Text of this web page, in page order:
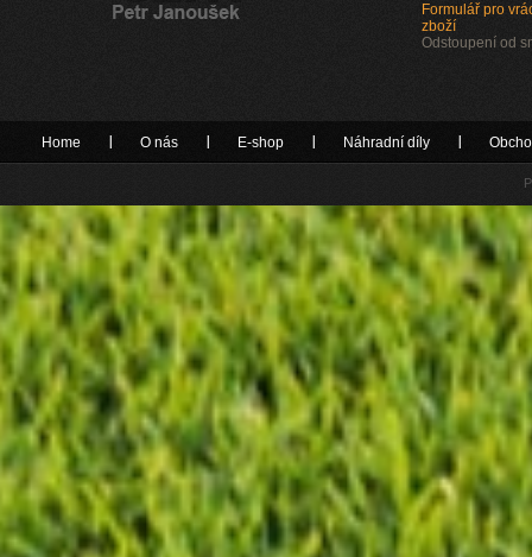
Formulář pro
zboží
Odstoupení od
Home O nás E-shop Náhradní díly